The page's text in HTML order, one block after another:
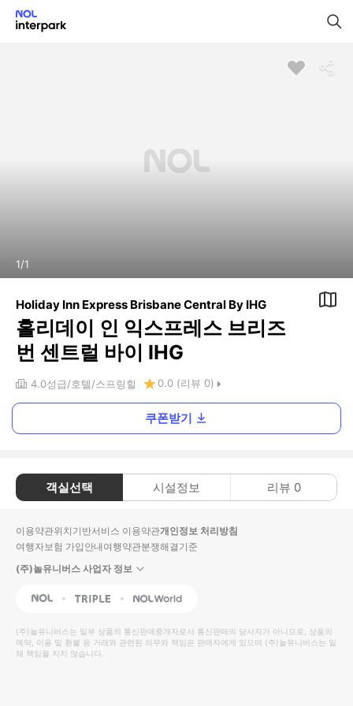
1/1
Holiday Inn Express Brisbane Central By IHG
홀리데이 인 익스프레스 브리즈
번 센트럴 바이 IHG
4.0성급 호텔 스프링힐 0.0 (리뷰 0)
쿠폰받기
객실선택 시설정보 리뷰 0
이용약관위치기반서비스 이용약관개인정보 처리방침
여행자보험 가입안내여행약관분쟁해결기준
(주)놀유니버스 사업자 정보
NOL Triple Interpark Global
(주)놀유니버스는 일부 상품의 통신판매중개자로서 통신판매의 당사자가 아니므로, 상품의
예약, 이용 및 환불 등 거래와 관련된 의무와 책임은 판매자에게 있으며 (주)놀유니버스는 일
체 책임을 지지 않습니다.